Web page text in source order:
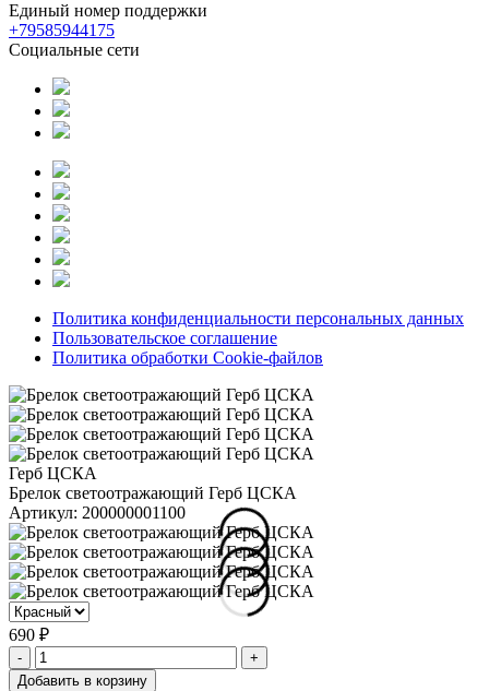
Единый номер поддержки
+79585944175
Социальные сети
Политика конфиденциальности персональных данных
Пользовательское соглашение
Политика обработки Cookie-файлов
Герб ЦСКА
Брелок светоотражающий Герб ЦСКА
Артикул: 200000001100
690 ₽
-
+
Добавить в корзину